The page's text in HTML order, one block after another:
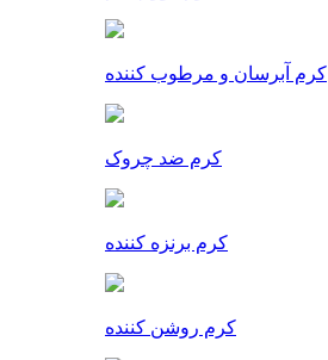
کرم آبرسان و مرطوب کننده
کرم ضد چروک
کرم برنزه کننده
کرم روشن کننده